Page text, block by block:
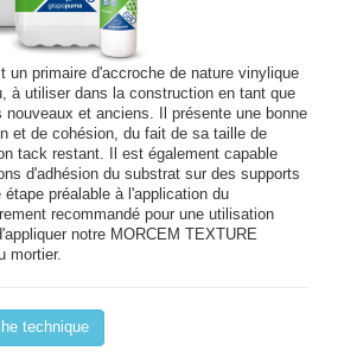
un primaire d'accroche de nature vinylique
à utiliser dans la construction en tant que
nouveaux et anciens. Il présente une bonne
et de cohésion, du fait de sa taille de
tack restant. Il est également capable
d'adhésion du substrat sur des supports
préalable à l'application du
recommandé pour une utilisation
notre MORCEM TEXTURE
mortier.
technique